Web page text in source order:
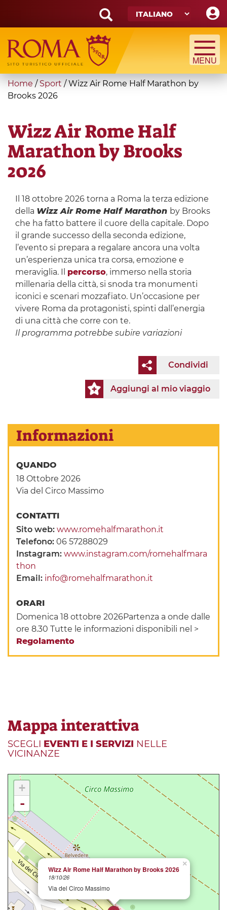
main
content
Search
form
Cerca
You
are
Home / Sport /Wizz Air Rome Half Marathon by
Brooks 2026
Wizz Air Rome Half
Marathon by Brooks
2026
Il 18 ottobre 2026 torna a Roma la terza edizione
della Wizz Air Rome Half Marathon by Brooks
che ha fatto battere il cuore della capitale. Dopo
il grande successo della seconda edizione,
l’evento si prepara a regalare ancora una volta
un’esperienza unica tra corsa, emozione e
meraviglia. Il percorso, immerso nella storia
millenaria della città, si snoda tra monumenti
iconici e scenari mozzafiato. Un’occasione per
vivere Roma da protagonisti, spinti dall’energia
di una città che corre con te.
Il programma potrebbe subire variazioni
Condividi
Aggiungi al mio viaggio
Informazioni
QUANDO
18 Ottobre 2026
Via del Circo Massimo
CONTATTI
Sito web:www.romehalfmarathon.it
Telefono:06 57288029
Instagram:www.instagram.com/romehalfmara
thon
Email: info@romehalfmarathon.it
ORARI
Domenica 18 ottobre 2026Partenza a onde dalle
ore 8.30 Tutte le informazioni disponibili nel >
Regolamento
Mappa interattiva
SCEGLI EVENTI E I SERVIZI NELLE
VICINANZE
×
Wizz Air Rome Half Marathon by Brooks 2026
18/10/26
Via del Circo Massimo
+
-